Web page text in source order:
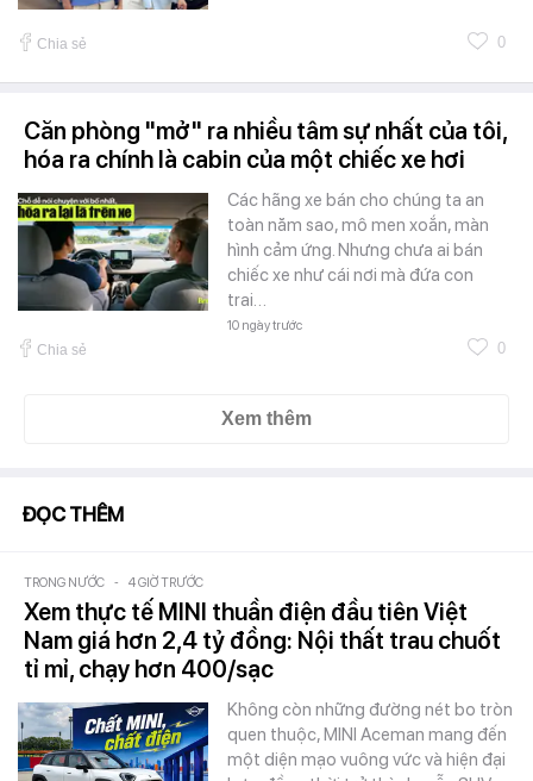
Chia sẻ 0
Căn phòng "mở" ra nhiều tâm sự nhất của tôi,
hóa ra chính là cabin của một chiếc xe hơi
Các hãng xe bán cho chúng ta an
toàn năm sao, mô men xoắn, màn
hình cảm ứng. Nhưng chưa ai bán
chiếc xe như cái nơi mà đứa con
trai…
10 ngày trước
Chia sẻ 0
Xem thêm
ĐỌC THÊM
TRONG NƯỚC - 4 GIỜ TRƯỚC
Xem thực tế MINI thuần điện đầu tiên Việt
Nam giá hơn 2,4 tỷ đồng: Nội thất trau chuốt
tỉ mỉ, chạy hơn 400/sạc
Không còn những đường nét bo tròn
quen thuộc, MINI Aceman mang đến
một diện mạo vuông vức và hiện đại